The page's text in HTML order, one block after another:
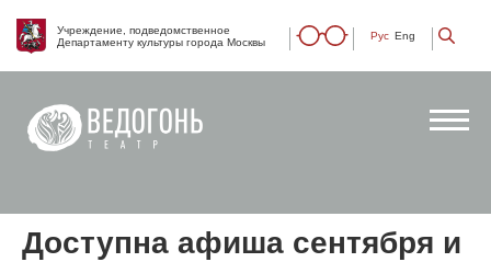
Учреждение, подведомственное
Департаменту культуры города Москвы
Рус Eng
Доступна афиша сентября и